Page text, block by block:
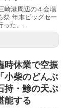
崎港周辺の４会場
祭 年末ビッグセー
た。...
時休業で空振
小柴のどんぶ
持・鯵の天ぷ
能する